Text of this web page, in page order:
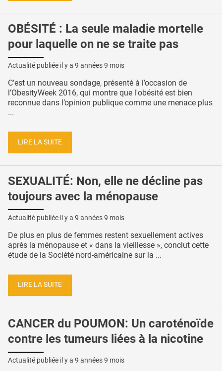
OBÉSITÉ : La seule maladie mortelle
pour laquelle on ne se traite pas
Actualité publiée il y a 9 années 9 mois
C’est un nouveau sondage, présenté à l’occasion de
l’ObesityWeek 2016, qui montre que l'obésité est bien
reconnue dans l’opinion publique comme une menace plus
...
LIRE LA SUITE
SEXUALITÉ: Non, elle ne décline pas
toujours avec la ménopause
Actualité publiée il y a 9 années 9 mois
De plus en plus de femmes restent sexuellement actives
après la ménopause et « dans la vieillesse », conclut cette
étude de la Société nord-américaine sur la ...
LIRE LA SUITE
CANCER du POUMON: Un caroténoïde
contre les tumeurs liées à la nicotine
Actualité publiée il y a 9 années 9 mois